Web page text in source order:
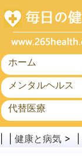
ホーム
メンタルヘルス
代替医療
がん
健康と病気 > |